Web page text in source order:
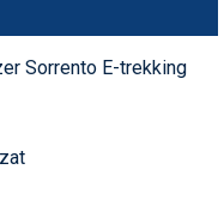
Sorrento E-trekking